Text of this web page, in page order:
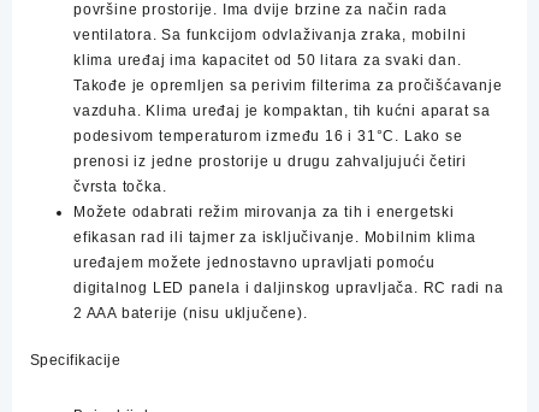
površine prostorije. Ima dvije brzine za način rada
ventilatora. Sa funkcijom odvlaživanja zraka, mobilni
klima uređaj ima kapacitet od 50 litara za svaki dan.
Takođe je opremljen sa perivim filterima za pročišćavanje
vazduha. Klima uređaj je kompaktan, tih kućni aparat sa
podesivom temperaturom između 16 i 31°C. Lako se
prenosi iz jedne prostorije u drugu zahvaljujući četiri
čvrsta točka.
Možete odabrati režim mirovanja za tih i energetski
efikasan rad ili tajmer za isključivanje. Mobilnim klima
uređajem možete jednostavno upravljati pomoću
digitalnog LED panela i daljinskog upravljača. RC radi na
2 AAA baterije (nisu uključene).
Specifikacije